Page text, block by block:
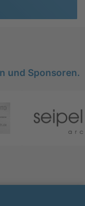
und Sponsoren.